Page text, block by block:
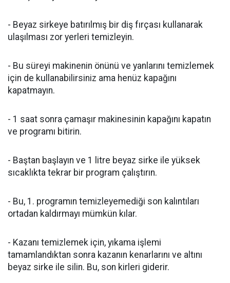
- Beyaz sirkeye batırılmış bir diş fırçası kullanarak
ulaşılması zor yerleri temizleyin.
- Bu süreyi makinenin önünü ve yanlarını temizlemek
için de kullanabilirsiniz ama henüz kapağını
kapatmayın.
- 1 saat sonra çamaşır makinesinin kapağını kapatın
ve programı bitirin.
- Baştan başlayın ve 1 litre beyaz sirke ile yüksek
sıcaklıkta tekrar bir program çalıştırın.
- Bu, 1. programın temizleyemediği son kalıntıları
ortadan kaldırmayı mümkün kılar.
- Kazanı temizlemek için, yıkama işlemi
tamamlandıktan sonra kazanın kenarlarını ve altını
beyaz sirke ile silin. Bu, son kirleri giderir.